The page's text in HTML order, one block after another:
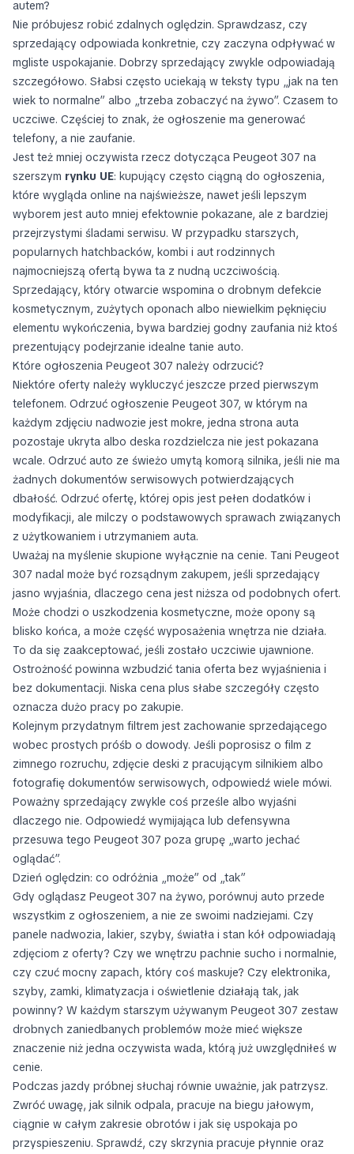
autem?
Nie próbujesz robić zdalnych oględzin. Sprawdzasz, czy
sprzedający odpowiada konkretnie, czy zaczyna odpływać w
mgliste uspokajanie. Dobrzy sprzedający zwykle odpowiadają
szczegółowo. Słabsi często uciekają w teksty typu „jak na ten
wiek to normalne” albo „trzeba zobaczyć na żywo”. Czasem to
uczciwe. Częściej to znak, że ogłoszenie ma generować
telefony, a nie zaufanie.
Jest też mniej oczywista rzecz dotycząca Peugeot 307 na
szerszym rynku UE: kupujący często ciągną do ogłoszenia,
które wygląda online na najświeższe, nawet jeśli lepszym
wyborem jest auto mniej efektownie pokazane, ale z bardziej
przejrzystymi śladami serwisu. W przypadku starszych,
popularnych hatchbacków, kombi i aut rodzinnych
najmocniejszą ofertą bywa ta z nudną uczciwością.
Sprzedający, który otwarcie wspomina o drobnym defekcie
kosmetycznym, zużytych oponach albo niewielkim pęknięciu
elementu wykończenia, bywa bardziej godny zaufania niż ktoś
prezentujący podejrzanie idealne tanie auto.
Które ogłoszenia Peugeot 307 należy odrzucić?
Niektóre oferty należy wykluczyć jeszcze przed pierwszym
telefonem. Odrzuć ogłoszenie Peugeot 307, w którym na
każdym zdjęciu nadwozie jest mokre, jedna strona auta
pozostaje ukryta albo deska rozdzielcza nie jest pokazana
wcale. Odrzuć auto ze świeżo umytą komorą silnika, jeśli nie ma
żadnych dokumentów serwisowych potwierdzających
dbałość. Odrzuć ofertę, której opis jest pełen dodatków i
modyfikacji, ale milczy o podstawowych sprawach związanych
z użytkowaniem i utrzymaniem auta.
Uważaj na myślenie skupione wyłącznie na cenie. Tani Peugeot
307 nadal może być rozsądnym zakupem, jeśli sprzedający
jasno wyjaśnia, dlaczego cena jest niższa od podobnych ofert.
Może chodzi o uszkodzenia kosmetyczne, może opony są
blisko końca, a może część wyposażenia wnętrza nie działa.
To da się zaakceptować, jeśli zostało uczciwie ujawnione.
Ostrożność powinna wzbudzić tania oferta bez wyjaśnienia i
bez dokumentacji. Niska cena plus słabe szczegóły często
oznacza dużo pracy po zakupie.
Kolejnym przydatnym filtrem jest zachowanie sprzedającego
wobec prostych próśb o dowody. Jeśli poprosisz o film z
zimnego rozruchu, zdjęcie deski z pracującym silnikiem albo
fotografię dokumentów serwisowych, odpowiedź wiele mówi.
Poważny sprzedający zwykle coś prześle albo wyjaśni
dlaczego nie. Odpowiedź wymijająca lub defensywna
przesuwa tego Peugeot 307 poza grupę „warto jechać
oglądać”.
Dzień oględzin: co odróżnia „może” od „tak”
Gdy oglądasz Peugeot 307 na żywo, porównuj auto przede
wszystkim z ogłoszeniem, a nie ze swoimi nadziejami. Czy
panele nadwozia, lakier, szyby, światła i stan kół odpowiadają
zdjęciom z oferty? Czy we wnętrzu pachnie sucho i normalnie,
czy czuć mocny zapach, który coś maskuje? Czy elektronika,
szyby, zamki, klimatyzacja i oświetlenie działają tak, jak
powinny? W każdym starszym używanym Peugeot 307 zestaw
drobnych zaniedbanych problemów może mieć większe
znaczenie niż jedna oczywista wada, którą już uwzględniłeś w
cenie.
Podczas jazdy próbnej słuchaj równie uważnie, jak patrzysz.
Zwróć uwagę, jak silnik odpala, pracuje na biegu jałowym,
ciągnie w całym zakresie obrotów i jak się uspokaja po
przyspieszeniu. Sprawdź, czy skrzynia pracuje płynnie oraz